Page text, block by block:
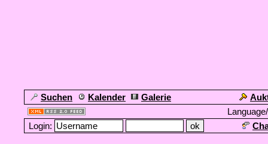
Suchen Kalender Galerie
Login: